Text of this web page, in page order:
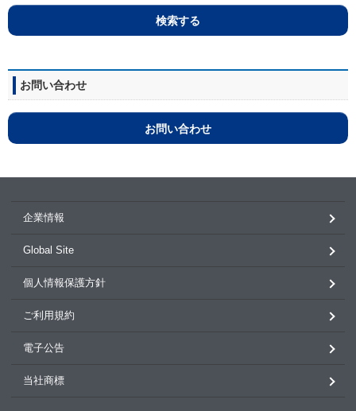
検索する
お問い合わせ
お問い合わせ
企業情報
Global Site
個人情報保護方針
ご利用規約
電子公告
当社商標